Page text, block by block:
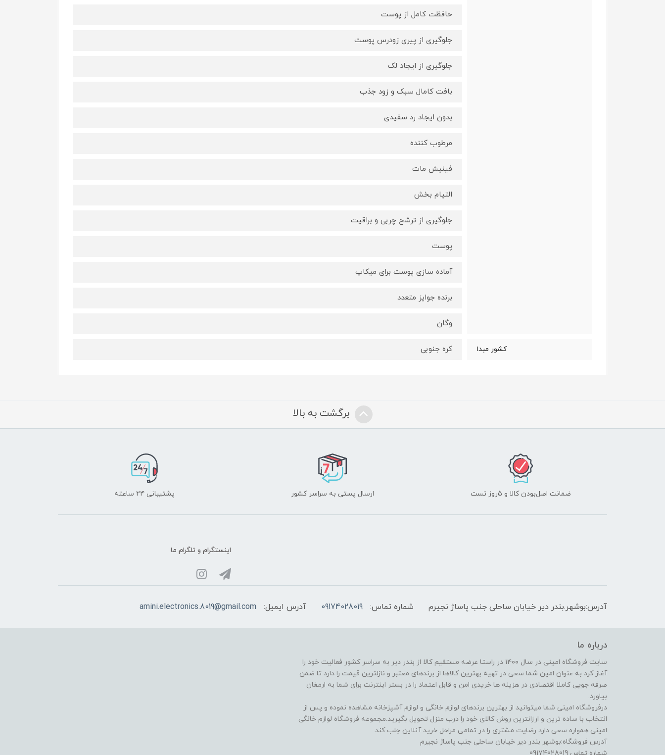
حافظت کامل از پوست
جلوگیری از پیری زودرس پوست
جلوگیری از ایجاد لک
بافت کامال سبک و زود جذب
بدون ایجاد رد سفیدی
مرطوب کننده
فینیش مات
التیام بخش
جلوگیری از ترشح چربی و براقیت
پوست
آماده سازی پوست برای میکاپ
برنده جوایز متعدد
وگان
کشور مبدا کره جنوبی
برگشت به بالا
ضمانت اصل‌بودن کالا و 5روز تست ارسال پستی به سراسر کشور پشتیبانی ۲۴ ساعته
اینستگرام و تلگرام ما
آدرس:بوشهر.بندر دیر خیابان ساحلی جنب پاساژ نجیرم شماره تماس: 09174028019 آدرس ایمیل: amini.electronics.8019@gmail.com
درباره ما
سایت فروشگاه امینی در سال ۱۴۰۰ در راستا عرضه مستقیم کالا از بندر دیر به سراسر کشور فعالیت خود را
آغاز کرد به عنوان امین شما سعی در تهیه بهترین کالاها از برندهای معتبر و نازلترین قیمت را دارد تا ضمن
صرفه جویی کاملا اقتصادی در هزینه ها خریدی امن و قابل اعتماد را در بستر اینترنت برای شما به ارمغان
بیاورد.
درفروشگاه امینی شما میتوانید از بهترین برندهای لوازم خانگی و لوازم آشپزخانه مشاهده نموده و پس از
انتخاب با ساده ترین و ارزانترین روش کالای خود را درب منزل تحویل بگیرید.مجموعه فروشگاه لوازم خانگی
امینی همواره سعی دارد رضایت مشتری را در تمامی مراحل خرید آنلاین جلب کند.
آدرس فروشگاه:بوشهر بندر دیر خیابان ساحلی جنب پاساژ نجیرم